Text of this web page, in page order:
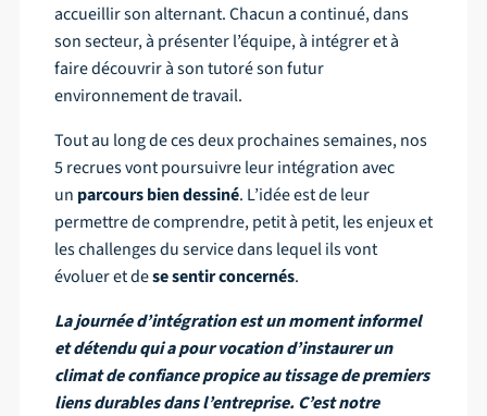
accueillir son alternant. Chacun a continué, dans
son secteur, à présenter l’équipe, à intégrer et à
faire découvrir à son tutoré son futur
environnement de travail.
Tout au long de ces deux prochaines semaines, nos
5 recrues vont poursuivre leur intégration avec
un parcours bien dessiné. L’idée est de leur
permettre de comprendre, petit à petit, les enjeux et
les challenges du service dans lequel ils vont
évoluer et dese sentir concernés.
La journée d’intégration est un moment informel
et détendu qui a pour vocation d’instaurer un
climat de confiance propice au tissage de premiers
liens durables dans l’entreprise. C’est notre